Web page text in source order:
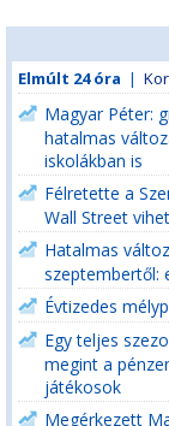
Elmúlt 24 óra |
Magyar Péter:
hatalmas
iskolákban is
Félretette a
Wall Street
Hatalmas
szeptembertől:
Évtizedes
Egy teljes
megint a
játékosok
Megérkezett